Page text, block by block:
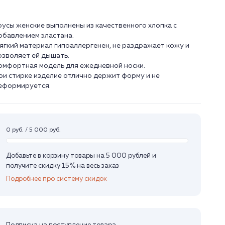
женские выполнены из качественного хлопка с
эластана.
материал гипоаллергенен, не раздражает кожу и
ей дышать.
модель для ежедневной носки.
стирке изделие отлично держит форму и не
0 руб. / 5 000 руб.
Добавьте в корзину товары на 5 000 рублей и
получите скидку 15% на весь заказ
Подробнее про систему скидок